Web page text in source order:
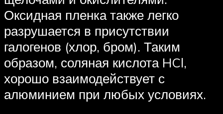
Оксидная пленка также легко
разрушается в присутствии
галогенов (хлор, бром). Таким
образом, соляная кислота HCl,
хорошо взаимодействует с
алюминием при любых условиях.